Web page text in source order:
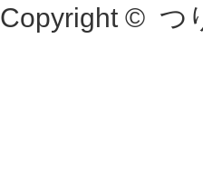
Copyright © つ